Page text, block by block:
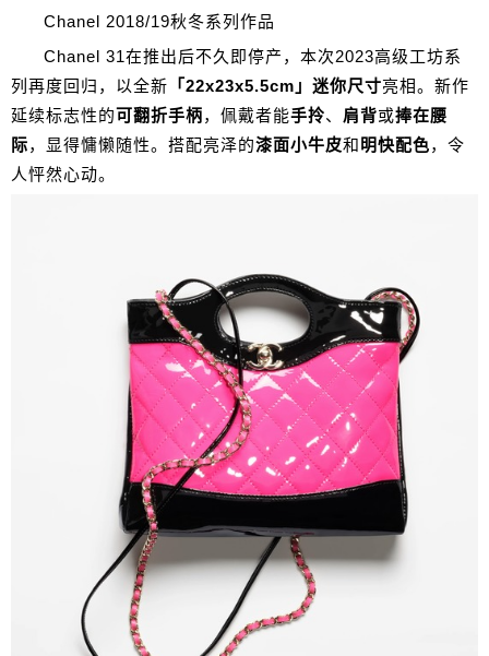
Chanel 2018/19秋冬系列作品
Chanel 31在推出后不久即停产，本次2023高级工坊系
列再度回归，以全新 「22x23x5.5cm」迷你尺寸亮相。新作
延续标志性的可翻折手柄，佩戴者能手拎、 肩背或捧在腰
际，显得慵懒随性。搭配亮泽的漆面小牛皮和 明快配色，令
人怦然心动。